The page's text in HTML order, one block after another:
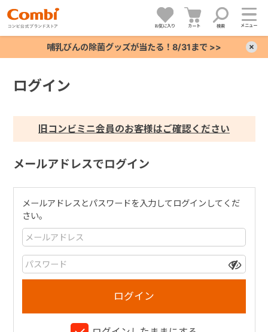
お気に入り カート 検索 メニュー
哺乳びんの除菌グッズが当たる！8/31まで >>
ログイン
旧コンビミニ会員のお客様はご確認ください
メールアドレスでログイン
メールアドレスとパスワードを入力してログインしてくだ
さい。